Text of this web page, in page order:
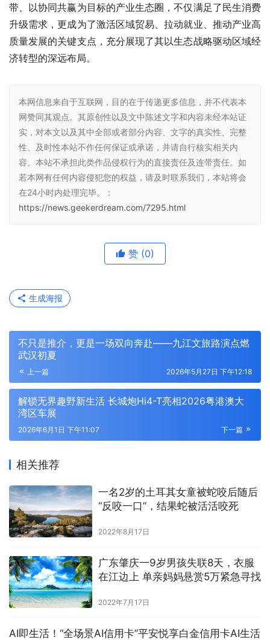
带、以协同共赢为目标的产业生态圈，不仅满足了民生消费
升级需求，更成为了激活区域贸易、拉动就业、推动产业高
质量发展的关键支点，充分展现了其以生态战略驱动区域经
济转型的深远布局。
本网信息来自于互联网，目的在于传递更多信息，并不代表本
网赞同其观点。其原创性以及文中陈述文字和内容未经本站证
实，对本文以及其中全部或者部分内容、文字的真实性、完整
性、及时性本站不作任何保证或承诺，并请自行核实相关内
容。本站不承担此类作品侵权行为的直接责任及连带责任。如
若本网有任何内容侵犯您的权益，请及时联系我们，本站将会
在24小时内处理完毕。：
https://news.geekerdream.com/7295.html
赞 (0)
生成海报
不只是推介，更是一场双向奔赴——九江文旅路演点燃
武汉初夏
上一篇 2026年5月27日 下午12:18
解锁无界趣野新生活 长城炮Hi4-T亮相2026粤港澳大
湾区车展
下一篇
2026年6月1日 下午11:07
相关推荐
一名2岁的土耳其女童被蛇咬后随后
“反咬一口”，结果蛇被活活咬死
2022年8月17日
广东肇庆一9岁男孩失联8天，衣服
在江边上 单亲妈妈悬赏5万紧急寻找
2022年7月17日
AI即生活！“全场景AI信用卡”平安悦享白金信用卡AI生活